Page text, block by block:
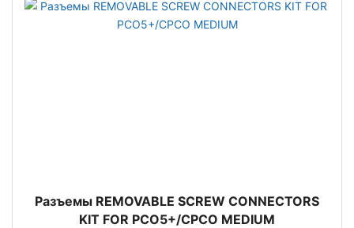
Разъемы REMOVABLE SCREW CONNECTORS
KIT FOR PCO5+/CPCO MEDIUM